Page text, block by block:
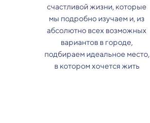
счастливой жизни, которые
мы подробно изучаем и, из
абсолютно всех возможных
вариантов в городе,
подбираем идеальное место,
в котором хочется жить